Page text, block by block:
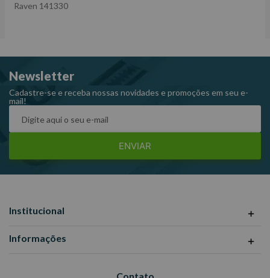
Raven 141330
Newsletter
Cadastre-se e receba nossas novidades e promoções em seu e-
mail!
ENVIAR
Institucional
Informações